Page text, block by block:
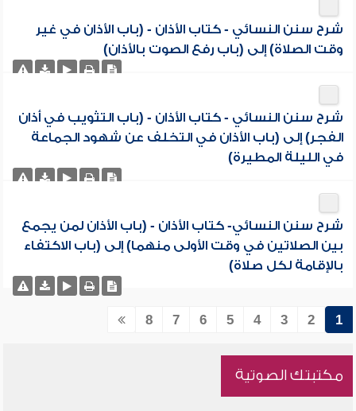
شرح سنن النسائي - كتاب الأذان - (باب الأذان في غير
وقت الصلاة) إلى (باب رفع الصوت بالأذان)
شرح سنن النسائي - كتاب الأذان - (باب التثويب في أذان
الفجر) إلى (باب الأذان في التخلف عن شهود الجماعة
في الليلة المطيرة)
شرح سنن النسائي- كتاب الأذان - (باب الأذان لمن يجمع
بين الصلاتين في وقت الأولى منهما) إلى (باب الاكتفاء
بالإقامة لكل صلاة)
1
2
3
4
5
6
7
8
مكتبتك الصوتية